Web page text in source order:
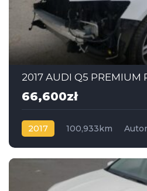
2017 AUDI Q5 PREMIUM
66,600zł
2017 100,933km